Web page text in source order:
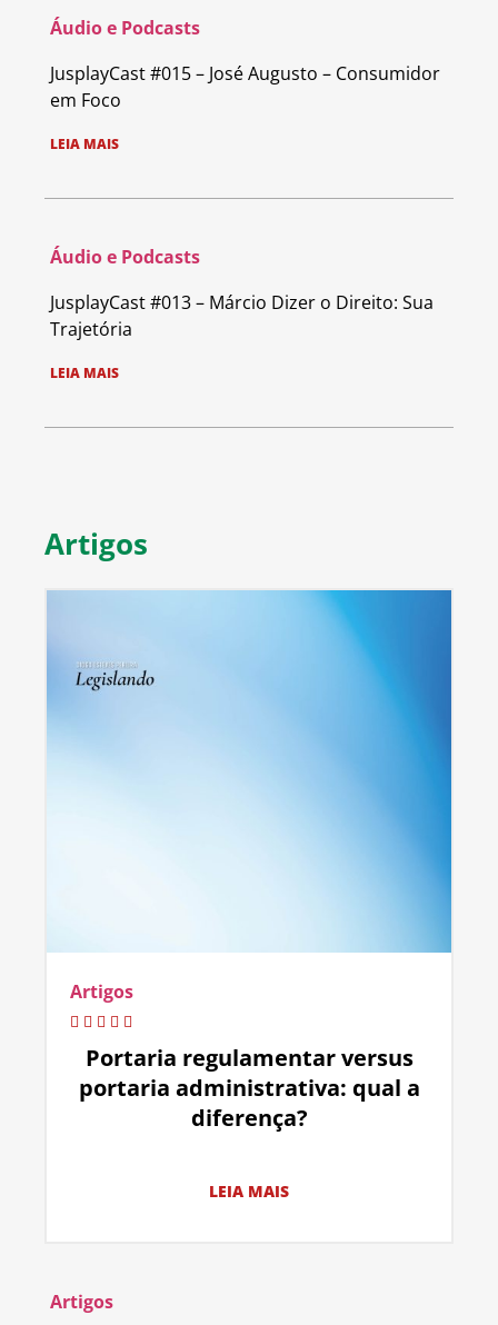
Áudio e Podcasts
JusplayCast #015 – José Augusto – Consumidor
em Foco
LEIA MAIS
Áudio e Podcasts
JusplayCast #013 – Márcio Dizer o Direito: Sua
Trajetória
LEIA MAIS
Artigos
Artigos
Portaria regulamentar versus
portaria administrativa: qual a
diferença?
LEIA MAIS
Artigos